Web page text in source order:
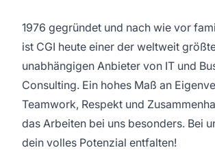
1976 gegründet und nach wie vor
ist CGI heute einer der weltweit
unabhängigen Anbieter von IT und
Consulting. Ein hohes Maß an
Teamwork, Respekt und
das Arbeiten bei uns besonders. Bei
dein volles Potenzial entfalten!